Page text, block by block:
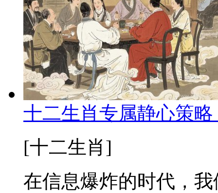
十二生肖专属静心策
[十二生肖]
在信息爆炸的时代，